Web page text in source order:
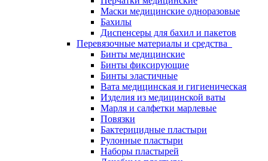
Маски медицинские одноразовые
Бахилы
Диспенсеры для бахил и пакетов
Перевязочные материалы и средства
Бинты медицинские
Бинты фиксирующие
Бинты эластичные
Вата медицинская и гигиеническая
Изделия из медицинской ваты
Марля и салфетки марлевые
Повязки
Бактерицидные пластыри
Рулонные пластыри
Наборы пластырей